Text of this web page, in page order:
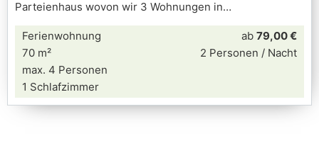
Parteienhaus wovon wir 3 Wohnungen in
Ferienwohnung
70 m²
max. 4 Personen
1 Schlafzimmer
ab 79,00 €
2 Personen / Nacht